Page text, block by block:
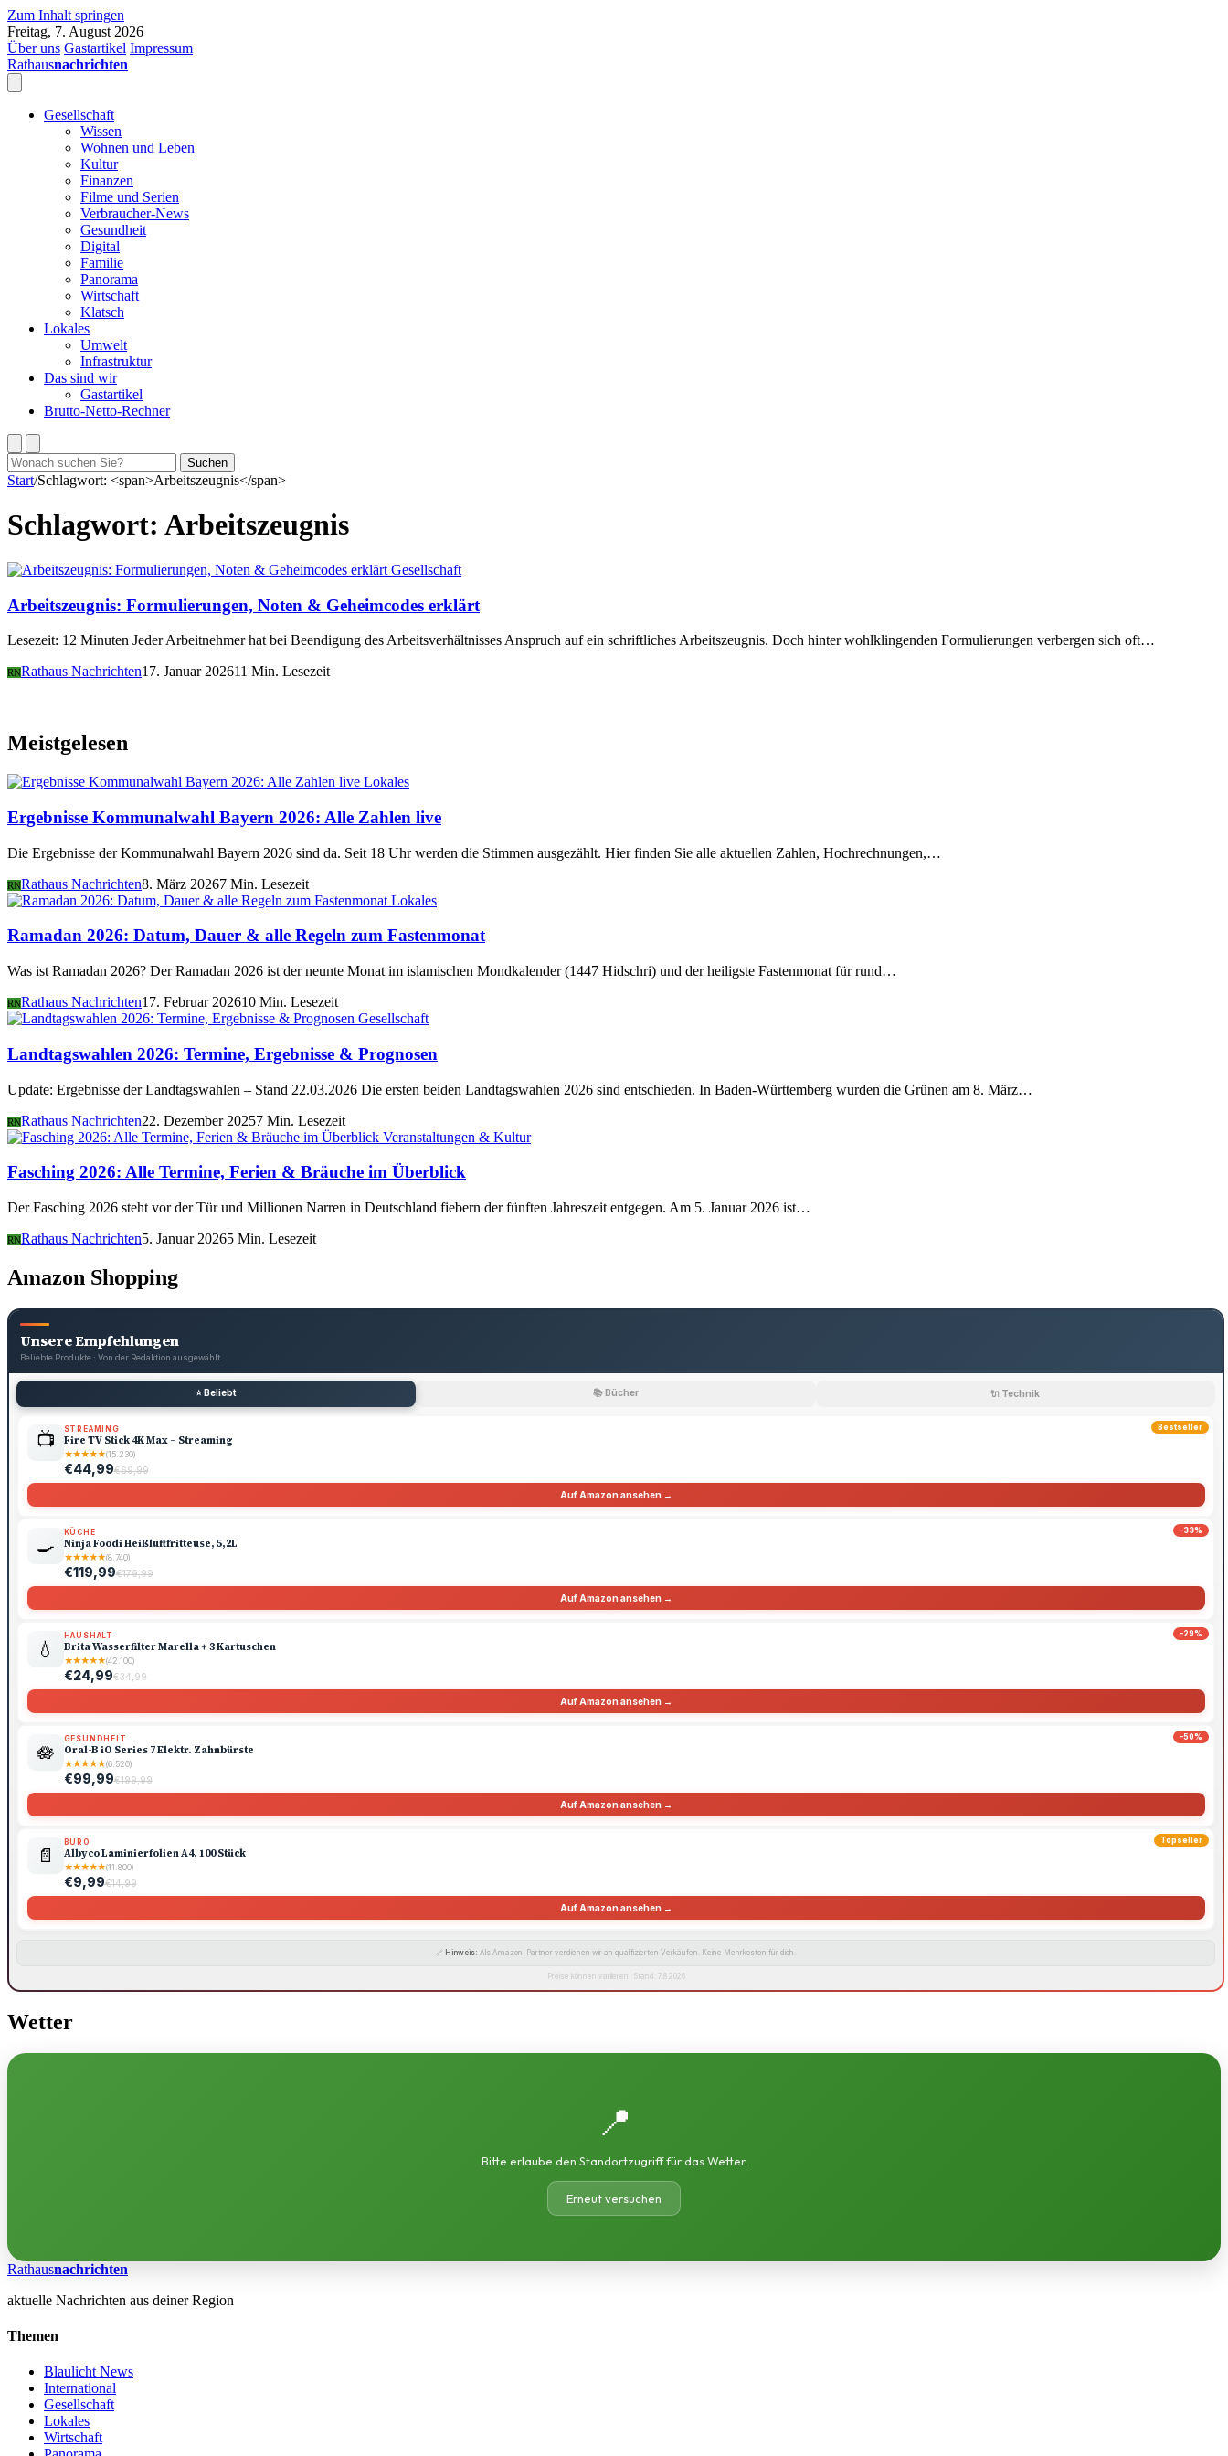
Zum Inhalt springen
Freitag, 7. August 2026
Über uns Gastartikel Impressum
Rathausnachrichten
Gesellschaft
Wissen
Wohnen und Leben
Kultur
Finanzen
Filme und Serien
Verbraucher-News
Gesundheit
Digital
Familie
Panorama
Wirtschaft
Klatsch
Lokales
Umwelt
Infrastruktur
Das sind wir
Gastartikel
Brutto-Netto-Rechner
Suchen
nach:
Suchen
Start/Schlagwort: <span>Arbeitszeugnis</span>
Schlagwort: Arbeitszeugnis
Gesellschaft
Arbeitszeugnis: Formulierungen, Noten & Geheimcodes erklärt
Lesezeit: 12 Minuten Jeder Arbeitnehmer hat bei Beendigung des Arbeitsverhältnisses Anspruch auf ein schriftliches Arbeitszeugnis. Doch hinter wohlklingenden Formulierungen verbergen sich oft…
RNRathaus Nachrichten17. Januar 202611 Min. Lesezeit
Meistgelesen
Lokales
Ergebnisse Kommunalwahl Bayern 2026: Alle Zahlen live
Die Ergebnisse der Kommunalwahl Bayern 2026 sind da. Seit 18 Uhr werden die Stimmen ausgezählt. Hier finden Sie alle aktuellen Zahlen, Hochrechnungen,…
RNRathaus Nachrichten8. März 20267 Min. Lesezeit
Lokales
Ramadan 2026: Datum, Dauer & alle Regeln zum Fastenmonat
Was ist Ramadan 2026? Der Ramadan 2026 ist der neunte Monat im islamischen Mondkalender (1447 Hidschri) und der heiligste Fastenmonat für rund…
RNRathaus Nachrichten17. Februar 202610 Min. Lesezeit
Gesellschaft
Landtagswahlen 2026: Termine, Ergebnisse & Prognosen
Update: Ergebnisse der Landtagswahlen – Stand 22.03.2026 Die ersten beiden Landtagswahlen 2026 sind entschieden. In Baden-Württemberg wurden die Grünen am 8. März…
RNRathaus Nachrichten22. Dezember 20257 Min. Lesezeit
Veranstaltungen & Kultur
Fasching 2026: Alle Termine, Ferien & Bräuche im Überblick
Der Fasching 2026 steht vor der Tür und Millionen Narren in Deutschland fiebern der fünften Jahreszeit entgegen. Am 5. Januar 2026 ist…
RNRathaus Nachrichten5. Januar 20265 Min. Lesezeit
Amazon Shopping
Unsere Empfehlungen
Beliebte Produkte · Von der Redaktion ausgewählt
⭐ Beliebt 📚 Bücher 🔌 Technik
Bestseller
📺 STREAMING
Fire TV Stick 4K Max – Streaming
★★★★★(15.230)
€44,99€69,99
Auf Amazon ansehen →
-33%
🍳
KÜCHE
Ninja Foodi Heißluftfritteuse, 5,2L
★★★★★(8.740)
€119,99€179,99
Auf Amazon ansehen →
-29%
💧
HAUSHALT
Brita Wasserfilter Marella + 3 Kartuschen
★★★★★(42.100)
€24,99€34,99
Auf Amazon ansehen →
-50%
🪷
GESUNDHEIT
Oral-B iO Series 7 Elektr. Zahnbürste
★★★★★(6.520)
€99,99€199,99
Auf Amazon ansehen →
Topseller
📄
BÜRO
Albyco Laminierfolien A4, 100 Stück
★★★★★(11.800)
€9,99€14,99
Auf Amazon ansehen →
🔗 Hinweis: Als Amazon-Partner verdienen wir an qualifizierten Verkäufen. Keine Mehrkosten für dich.
Preise können variieren · Stand: 7.8.2026
Wetter
📍
Bitte erlaube den Standortzugriff für das Wetter.
Erneut versuchen
Rathausnachrichten
aktuelle Nachrichten aus deiner Region
Themen
Blaulicht News
International
Gesellschaft
Lokales
Wirtschaft